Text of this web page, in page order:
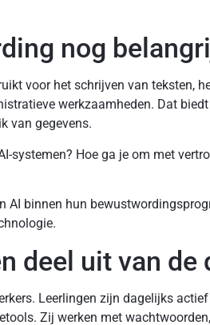
nog
voor het schrijven van teksten,
werkzaamheden. Dat
van gegevens.
systemen? Hoe ga je om met
AI binnen hun
deel uit van de
Leerlingen zijn dagelijks
Zij werken met